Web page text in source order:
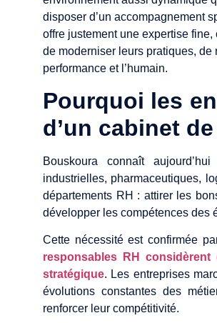
disposer d’un accompagnement
offre justement une expertise
de moderniser leurs pratiques,
performance et l’humain.
Pourquoi les
d’un cabinet
Bouskoura connaît
industrielles, pharmaceutiques,
départements RH : attirer les
développer les compétences des
Cette nécessité est confirmée
responsables RH
stratégique. Les entreprises
évolutions constantes des
renforcer leur compétitivité.